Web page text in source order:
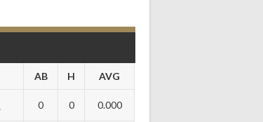
AB H AVG
0 0 0.000